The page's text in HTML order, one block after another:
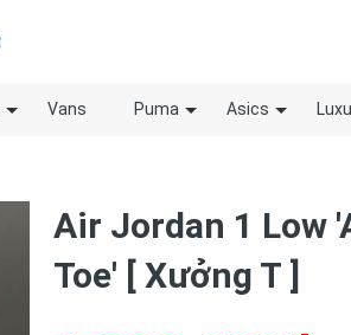
Vans Puma Asics
Air Jordan 1 Low
Toe' [ Xưởng T ]